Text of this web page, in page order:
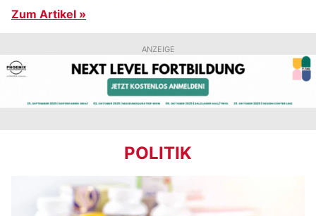
Zum Artikel »
ANZEIGE
POLITIK